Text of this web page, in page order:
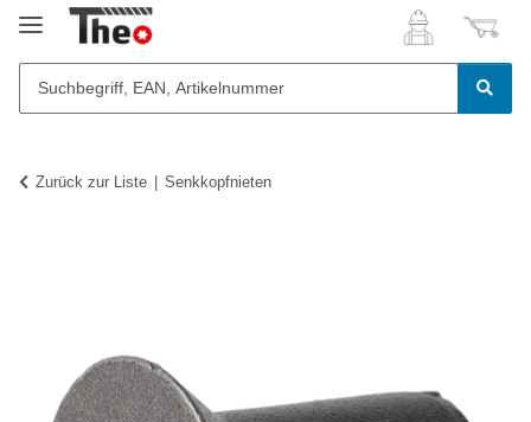
Zurück zur Liste Senkkopfnieten